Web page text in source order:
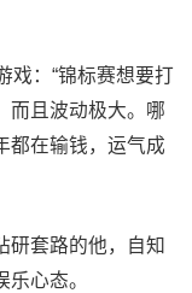
戏：“锦标赛想要打
而且波动极大。哪
都在输钱，运气成
研套路的他，自知
心态。